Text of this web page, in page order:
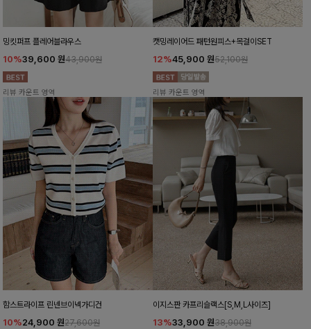
밍킷퍼프 플레어블라우스
10%39,600 원43,900원
리뷰 카운트 영역
캣밍레이어드 패턴원피스+목걸이SET
12%45,900 원52,100원
리뷰 카운트 영역
함스트라이프 린넨브이넥가디건
10%24,900 원27,600원
이지스판 카프리슬랙스[S,M,L사이즈]
13%33,900 원38,900원